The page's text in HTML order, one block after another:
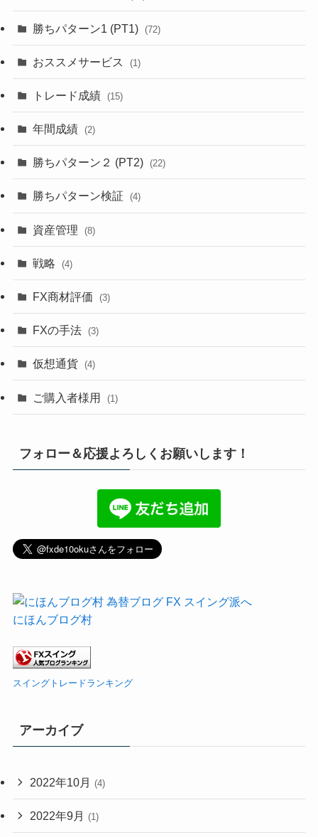
勝ちパターン1 (PT1) (72)
おススメサービス (1)
トレード成績 (15)
年間成績 (2)
勝ちパターン２ (PT2) (22)
勝ちパターン検証 (4)
資産管理 (8)
戦略 (4)
FX商材評価 (3)
FXの手法 (3)
仮想通貨 (4)
ご購入者様用 (1)
フォロー＆応援よろしくお願いします！
にほんブログ村
スイングトレードランキング
アーカイブ
2022年10月 (4)
2022年9月 (1)